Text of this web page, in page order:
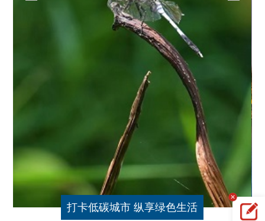
打卡低碳城市 纵享绿色生活